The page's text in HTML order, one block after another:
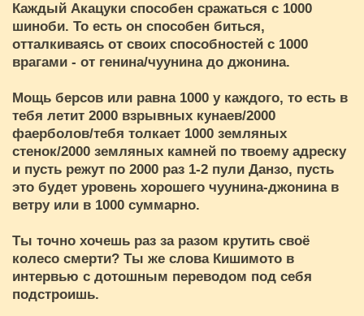
Каждый Акацуки способен сражаться с 1000
шиноби. То есть он способен биться,
отталкиваясь от своих способностей с 1000
врагами - от генина/чуунина до джонина.
Мощь берсов или равна 1000 у каждого, то есть в
тебя летит 2000 взрывных кунаев/2000
фаерболов/тебя толкает 1000 земляных
стенок/2000 земляных камней по твоему адреску
и пусть режут по 2000 раз 1-2 пули Данзо, пусть
это будет уровень хорошего чуунина-джонина в
ветру или в 1000 суммарно.
Ты точно хочешь раз за разом крутить своё
колесо смерти? Ты же слова Кишимото в
интервью с дотошным переводом под себя
подстроишь.